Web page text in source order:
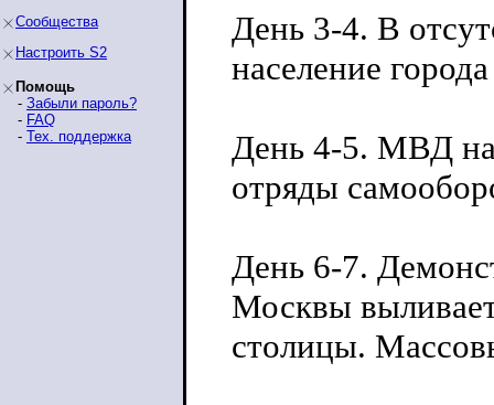
Сообщества
Настроить S2
Помощь
- Забыли пароль?
- FAQ
- Тех. поддержка
День 3-4. В
население
День 4-5. МВД
отряды
День 6-7.
Москвы
столицы.